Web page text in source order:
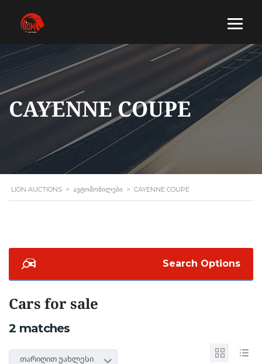
CAYENNE COUPE
LION AUCTIONS > ᲐᲕᲢᲝᲛᲝᲑᲘᲚᲔᲑᲘ > CAYENNE COUPE
Search Options
Cars for sale
2 matches
თარიღით უახლესი